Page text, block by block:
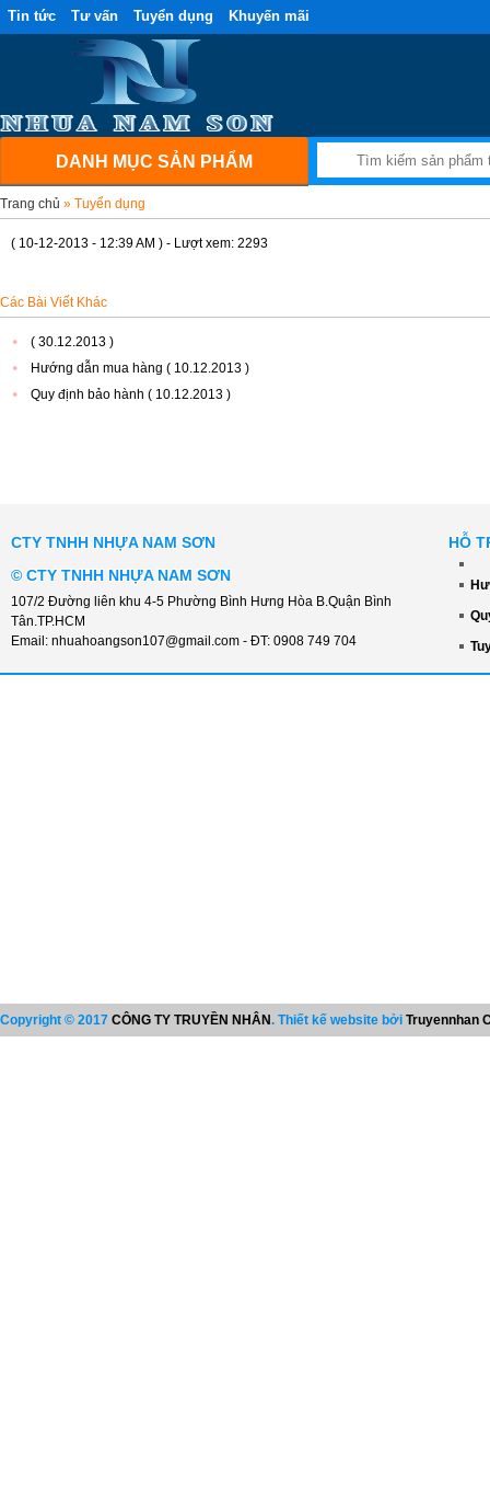
Tin tức Tư vấn Tuyển dụng Khuyến mãi
DANH MỤC SẢN PHẨM
Trang chủ » Tuyển dụng
( 10-12-2013 - 12:39 AM ) - Lượt xem: 2293
Các Bài Viết Khác
( 30.12.2013 )
Hướng dẫn mua hàng ( 10.12.2013 )
Quy định bảo hành ( 10.12.2013 )
CTY TNHH NHỰA NAM SƠN
© CTY TNHH NHỰA NAM SƠN
107/2 Đường liên khu 4-5 Phường Bình Hưng Hòa B.Quận Bình
Tân.TP.HCM
Email: nhuahoangson107@gmail.com - ĐT: 0908 749 704
HỖ
Copyright © 2017 CÔNG TY TRUYỀN NHÂN. Thiết kế website bởi Truyennhan